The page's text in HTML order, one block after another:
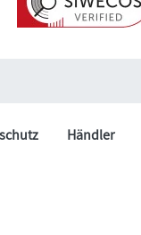
Händler